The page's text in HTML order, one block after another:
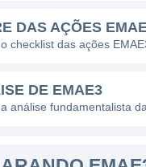
energética da
posiciona a
que tenham
DAS AÇÕES
checklist das ações
DE EMAE3
análise fundamentalista